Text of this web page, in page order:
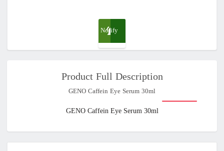
Notify
when
Product Full Description
GENO Caffein Eye Serum 30ml
GENO Caffein Eye Serum 30ml